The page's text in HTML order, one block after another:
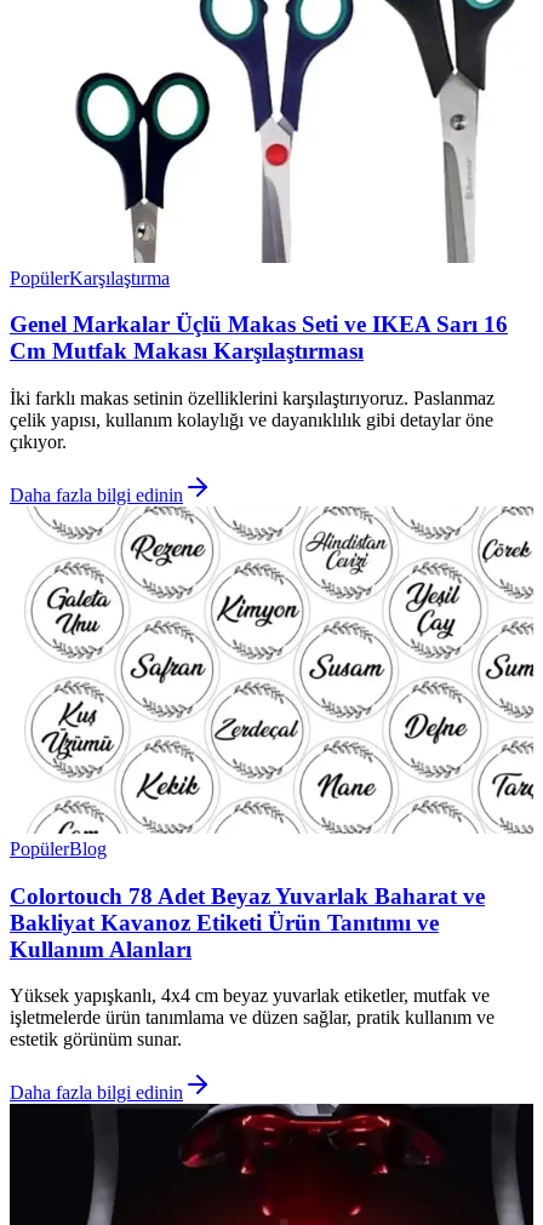
PopülerKarşılaştırma
Genel Markalar Üçlü Makas Seti ve IKEA Sarı 16
Cm Mutfak Makası Karşılaştırması
İki farklı makas setinin özelliklerini karşılaştırıyoruz. Paslanmaz
çelik yapısı, kullanım kolaylığı ve dayanıklılık gibi detaylar öne
çıkıyor.
Daha fazla bilgi edinin
PopülerBlog
Colortouch 78 Adet Beyaz Yuvarlak Baharat ve
Bakliyat Kavanoz Etiketi Ürün Tanıtımı ve
Kullanım Alanları
Yüksek yapışkanlı, 4x4 cm beyaz yuvarlak etiketler, mutfak ve
işletmelerde ürün tanımlama ve düzen sağlar, pratik kullanım ve
estetik görünüm sunar.
Daha fazla bilgi edinin